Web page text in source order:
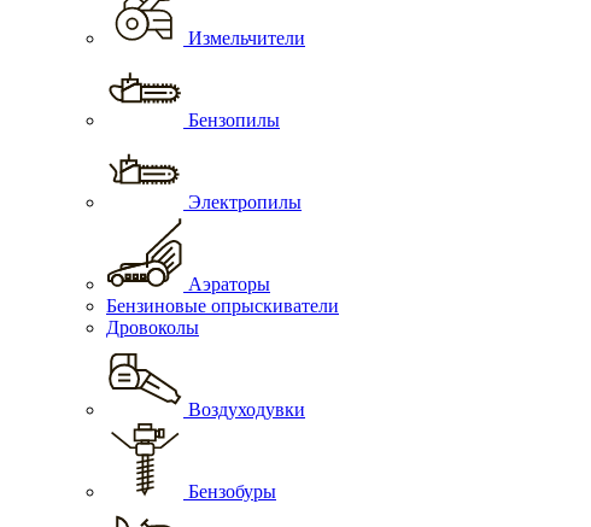
Измельчители
Бензопилы
Электропилы
Аэраторы
Бензиновые опрыскиватели
Дровоколы
Воздуходувки
Бензобуры